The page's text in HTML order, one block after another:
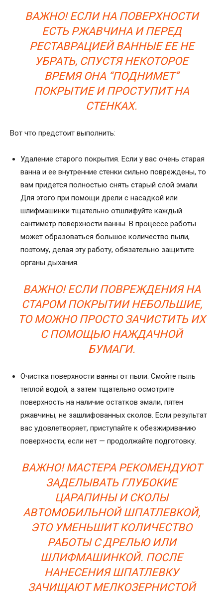
ВАЖНО! ЕСЛИ НА ПОВЕРХНОСТИ
ЕСТЬ РЖАВЧИНА И ПЕРЕД
РЕСТАВРАЦИЕЙ ВАННЫЕ ЕЕ НЕ
УБРАТЬ, СПУСТЯ НЕКОТОРОЕ
ВРЕМЯ ОНА “ПОДНИМЕТ”
ПОКРЫТИЕ И ПРОСТУПИТ НА
СТЕНКАХ.
Вот что предстоит выполнить:
Удаление старого покрытия. Если у вас очень старая
ванна и ее внутренние стенки сильно повреждены, то
вам придется полностью снять старый слой эмали.
Для этого при помощи дрели с насадкой или
шлифмашинки тщательно отшлифуйте каждый
сантиметр поверхности ванны. В процессе работы
может образоваться большое количество пыли,
поэтому, делая эту работу, обязательно защитите
органы дыхания.
ВАЖНО! ЕСЛИ ПОВРЕЖДЕНИЯ НА
СТАРОМ ПОКРЫТИИ НЕБОЛЬШИЕ,
ТО МОЖНО ПРОСТО ЗАЧИСТИТЬ ИХ
С ПОМОЩЬЮ НАЖДАЧНОЙ
БУМАГИ.
Очистка поверхности ванны от пыли. Смойте пыль
теплой водой, а затем тщательно осмотрите
поверхность на наличие остатков эмали, пятен
ржавчины, не зашлифованных сколов. Если результат
вас удовлетворяет, приступайте к обезжириванию
поверхности, если нет — продолжайте подготовку.
ВАЖНО! МАСТЕРА РЕКОМЕНДУЮТ
ЗАДЕЛЫВАТЬ ГЛУБОКИЕ
ЦАРАПИНЫ И СКОЛЫ
АВТОМОБИЛЬНОЙ ШПАТЛЕВКОЙ,
ЭТО УМЕНЬШИТ КОЛИЧЕСТВО
РАБОТЫ С ДРЕЛЬЮ ИЛИ
ШЛИФМАШИНКОЙ. ПОСЛЕ
НАНЕСЕНИЯ ШПАТЛЕВКУ
ЗАЧИЩАЮТ МЕЛКОЗЕРНИСТОЙ